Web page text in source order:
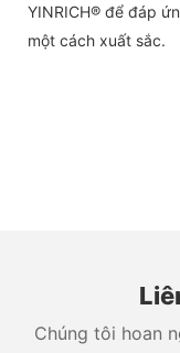
YINRICH® để đáp
một cách xuất sắc.
Chúng tôi hoan